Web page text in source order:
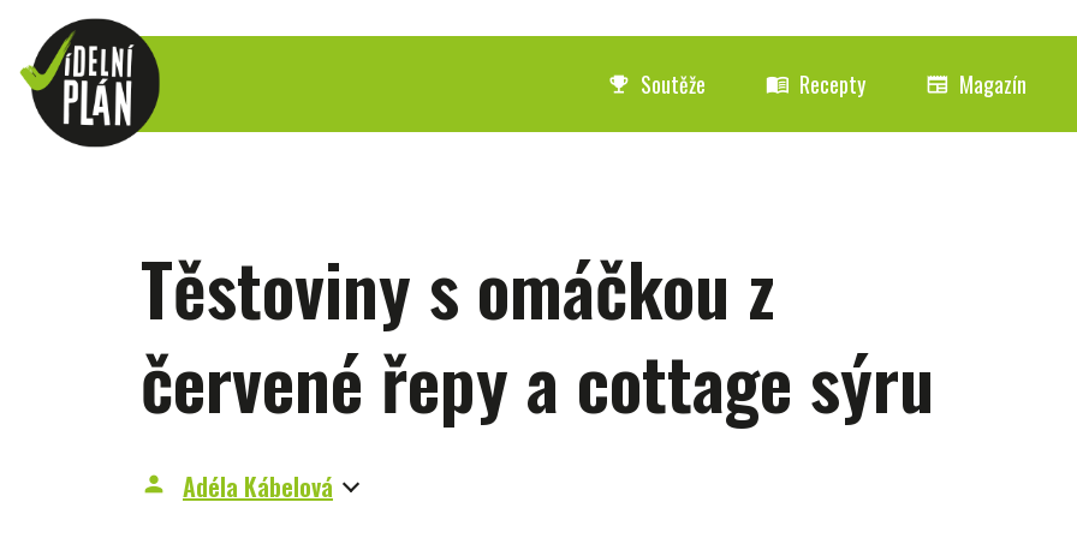
emoji_events Soutěže menu_book Recepty newspaper Magazín
Těstoviny s omáčkou z
červené řepy a cottage sýru
person Adéla Kábelová